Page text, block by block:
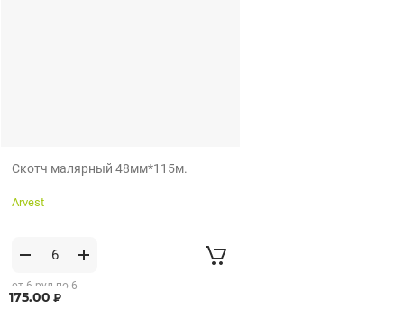
Скотч малярный 48мм*115м.
Arvest
175.00 ₽
от 6 рул по 6
рул